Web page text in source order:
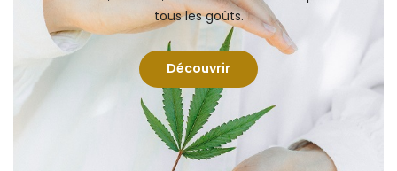
tous les goûts.
Découvrir